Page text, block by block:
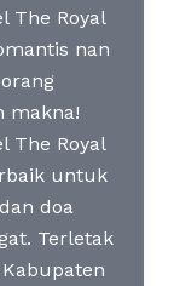
The Royal
nan
makna!
The Royal
untuk
doa
Terletak